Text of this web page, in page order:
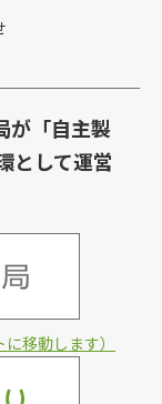
が「自主製
として運営
移動します）